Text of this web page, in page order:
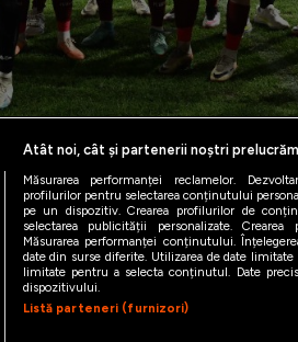
Atât noi, cât și partenerii noștri
Măsurarea performanței reclamelor.
profilurilor pentru selectarea conținutului
pe un dispozitiv. Crearea profilurilor de
selectarea publicității personalizate.
Măsurarea performanței conținutului.
date din surse diferite. Utilizarea de date
limitate pentru a selecta conținutul. Date
dispozitivului.
Listă parteneri (furnizori)